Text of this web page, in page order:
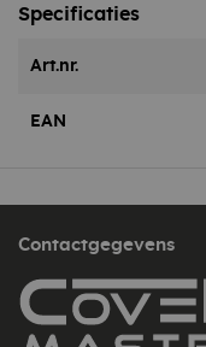
Specificaties
Art.nr.
EAN
Contactgegevens